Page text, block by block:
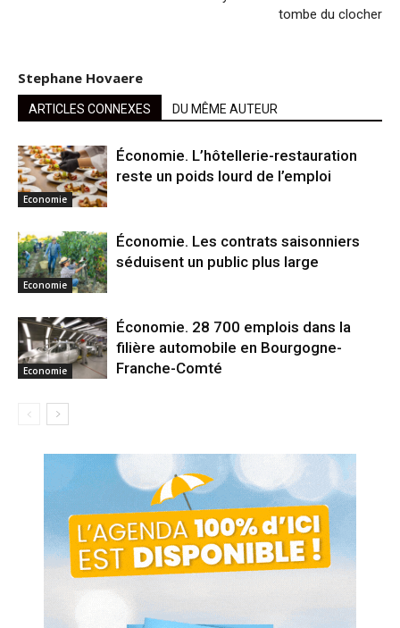
tombe du clocher
Stephane Hovaere
ARTICLES CONNEXES DU MÊME AUTEUR
Economie
Économie. L’hôtellerie-restauration
reste un poids lourd de l’emploi
Economie
Économie. Les contrats saisonniers
séduisent un public plus large
Economie
Économie. 28 700 emplois dans la
filière automobile en Bourgogne-
Franche-Comté